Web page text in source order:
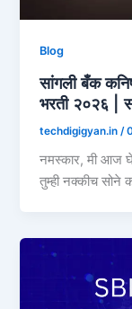
Blog
सांगली बँक
भरती २०२६ |
techdigigyan.in /
नमस्कार, मी आज
तुम्ही नक्कीच